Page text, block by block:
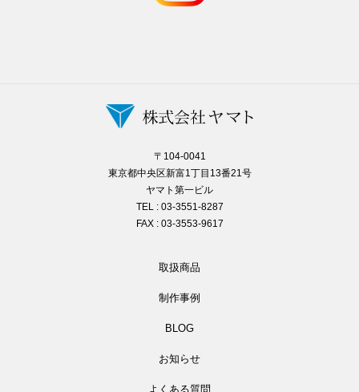
〒104-0041
東京都中央区新富1丁目13番21号
ヤマト第一ビル
TEL : 03-3551-8287
FAX : 03-3553-9617
取扱商品
制作事例
BLOG
お知らせ
よくある質問